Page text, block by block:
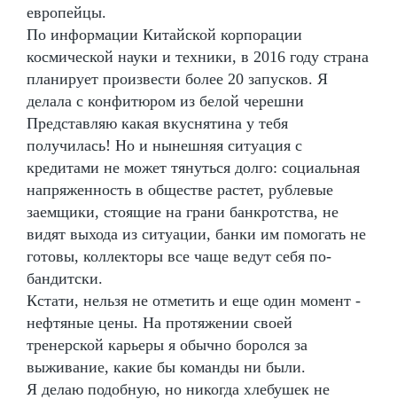
европейцы.
По информации Китайской корпорации
космической науки и техники, в 2016 году страна
планирует произвести более 20 запусков. Я
делала с конфитюром из белой черешни
Представляю какая вкуснятина у тебя
получилась! Но и нынешняя ситуация с
кредитами не может тянуться долго: социальная
напряженность в обществе растет, рублевые
заемщики, стоящие на грани банкротства, не
видят выхода из ситуации, банки им помогать не
готовы, коллекторы все чаще ведут себя по-
бандитски.
Кстати, нельзя не отметить и еще один момент -
нефтяные цены. На протяжении своей
тренерской карьеры я обычно боролся за
выживание, какие бы команды ни были.
Я делаю подобную, но никогда хлебушек не